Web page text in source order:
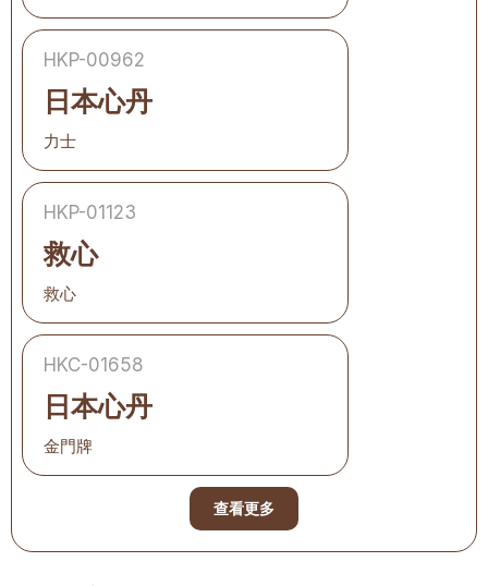
HKP-00962
日本心丹
力士
HKP-01123
救心
救心
HKC-01658
日本心丹
金門牌
查看更多